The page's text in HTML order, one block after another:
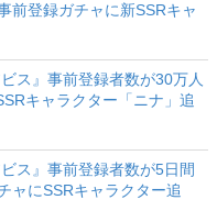
前登録ガチャに新SSRキャ
ス』事前登録者数が30万人
キャラクター「ニナ」追
ス』事前登録者数が5日間
ャにSSRキャラクター追